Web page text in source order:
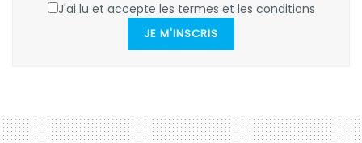
J'ai lu et accepte les termes et les conditions
JE M'INSCRIS